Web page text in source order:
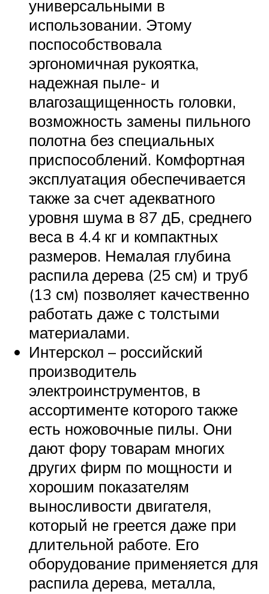
универсальными в
использовании. Этому
поспособствовала
эргономичная рукоятка,
надежная пыле- и
влагозащищенность головки,
возможность замены пильного
полотна без специальных
приспособлений. Комфортная
эксплуатация обеспечивается
также за счет адекватного
уровня шума в 87 дБ, среднего
веса в 4.4 кг и компактных
размеров. Немалая глубина
распила дерева (25 см) и труб
(13 см) позволяет качественно
работать даже с толстыми
материалами.
Интерскол – российский
производитель
электроинструментов, в
ассортименте которого также
есть ножовочные пилы. Они
дают фору товарам многих
других фирм по мощности и
хорошим показателям
выносливости двигателя,
который не греется даже при
длительной работе. Его
оборудование применяется для
распила дерева, металла,